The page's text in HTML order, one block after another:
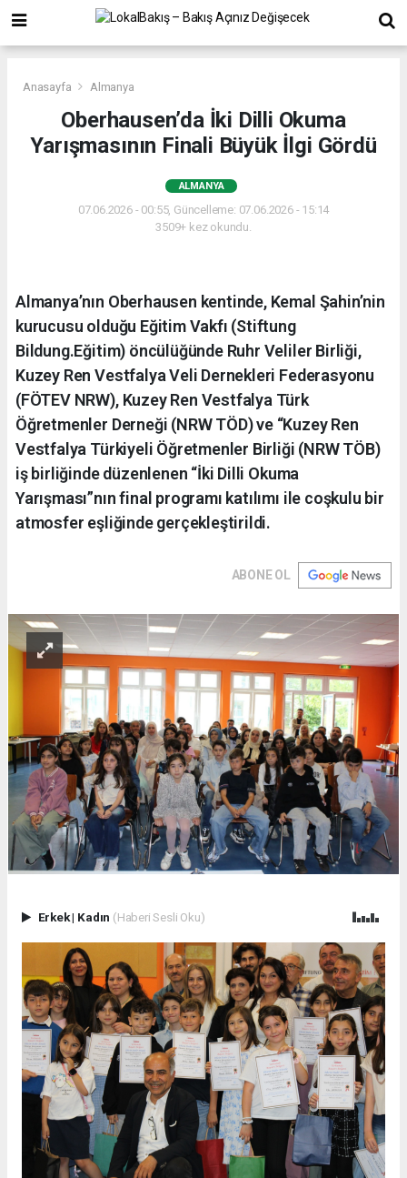
Anasayfa Almanya
Oberhausen’da İki Dilli Okuma
Yarışmasının Finali Büyük İlgi Gördü
ALMANYA
07.06.2026 - 00:55, Güncelleme: 07.06.2026 - 15:14
3509+ kez okundu.
Almanya’nın Oberhausen kentinde, Kemal Şahin’nin
kurucusu olduğu Eğitim Vakfı (Stiftung
Bildung.Eğitim) öncülüğünde Ruhr Veliler Birliği,
Kuzey Ren Vestfalya Veli Dernekleri Federasyonu
(FÖTEV NRW), Kuzey Ren Vestfalya Türk
Öğretmenler Derneği (NRW TÖD) ve “Kuzey Ren
Vestfalya Türkiyeli Öğretmenler Birliği (NRW TÖB)
iş birliğinde düzenlenen “İki Dilli Okuma
Yarışması”nın final programı katılımı ile coşkulu bir
atmosfer eşliğinde gerçekleştirildi.
ABONE OL
Erkek| Kadın (Haberi Sesli Oku)